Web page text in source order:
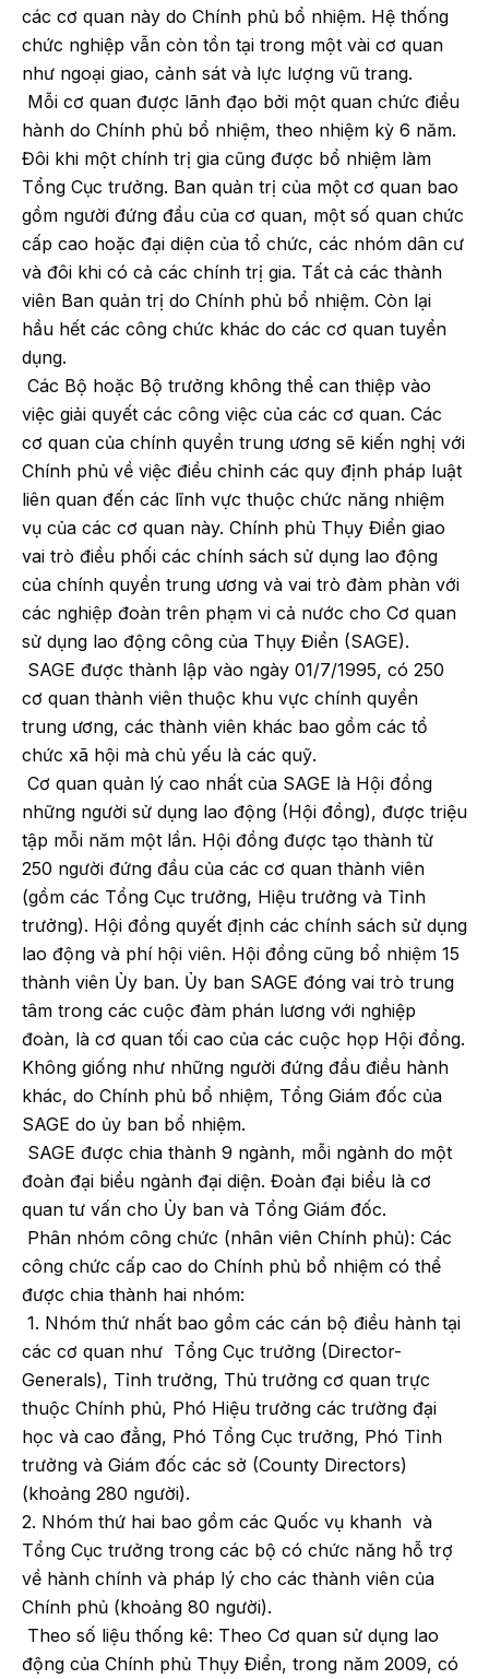
các cơ quan này do Chính phủ bổ nhiệm. Hệ thống
chức nghiệp vẫn còn tồn tại trong một vài cơ quan
như ngoại giao, cảnh sát và lực lượng vũ trang.
Mỗi cơ quan được lãnh đạo bởi một quan chức điều
hành do Chính phủ bổ nhiệm, theo nhiệm kỳ 6 năm.
Đôi khi một chính trị gia cũng được bổ nhiệm làm
Tổng Cục trưởng. Ban quản trị của một cơ quan bao
gồm người đứng đầu của cơ quan, một số quan chức
cấp cao hoặc đại diện của tổ chức, các nhóm dân cư
và đôi khi có cả các chính trị gia. Tất cả các thành
viên Ban quản trị do Chính phủ bổ nhiệm. Còn lại
hầu hết các công chức khác do các cơ quan tuyển
dụng.
Các Bộ hoặc Bộ trưởng không thể can thiệp vào
việc giải quyết các công việc của các cơ quan. Các
cơ quan của chính quyền trung ương sẽ kiến nghị với
Chính phủ về việc điều chỉnh các quy định pháp luật
liên quan đến các lĩnh vực thuộc chức năng nhiệm
vụ của các cơ quan này. Chính phủ Thụy Điển giao
vai trò điều phối các chính sách sử dụng lao động
của chính quyền trung ương và vai trò đàm phàn với
các nghiệp đoàn trên phạm vi cả nước cho Cơ quan
sử dụng lao động công của Thụy Điển (SAGE).
SAGE được thành lập vào ngày 01/7/1995, có 250
cơ quan thành viên thuộc khu vực chính quyền
trung ương, các thành viên khác bao gồm các tổ
chức xã hội mà chủ yếu là các quỹ.
Cơ quan quản lý cao nhất của SAGE là Hội đồng
những người sử dụng lao động (Hội đồng), được triệu
tập mỗi năm một lần. Hội đồng được tạo thành từ
250 người đứng đầu của các cơ quan thành viên
(gồm các Tổng Cục trưởng, Hiệu trưởng và Tỉnh
trưởng). Hội đồng quyết định các chính sách sử dụng
lao động và phí hội viên. Hội đồng cũng bổ nhiệm 15
thành viên Ủy ban. Ủy ban SAGE đóng vai trò trung
tâm trong các cuộc đàm phán lương với nghiệp
đoàn, là cơ quan tối cao của các cuộc họp Hội đồng.
Không giống như những người đứng đầu điều hành
khác, do Chính phủ bổ nhiệm, Tổng Giám đốc của
SAGE do ủy ban bổ nhiệm.
SAGE được chia thành 9 ngành, mỗi ngành do một
đoàn đại biểu ngành đại diện. Đoàn đại biểu là cơ
quan tư vấn cho Ủy ban và Tổng Giám đốc.
Phân nhóm công chức (nhân viên Chính phủ): Các
công chức cấp cao do Chính phủ bổ nhiệm có thể
được chia thành hai nhóm:
1. Nhóm thứ nhất bao gồm các cán bộ điều hành tại
các cơ quan như Tổng Cục trưởng (Director-
Generals), Tỉnh trưởng, Thủ trưởng cơ quan trực
thuộc Chính phủ, Phó Hiệu trưởng các trường đại
học và cao đẳng, Phó Tổng Cục trưởng, Phó Tỉnh
trưởng và Giám đốc các sở (County Directors)
(khoảng 280 người).
2. Nhóm thứ hai bao gồm các Quốc vụ khanh và
Tổng Cục trưởng trong các bộ có chức năng hỗ trợ
về hành chính và pháp lý cho các thành viên của
Chính phủ (khoảng 80 người).
Theo số liệu thống kê: Theo Cơ quan sử dụng lao
động của Chính phủ Thụy Điển, trong năm 2009, có